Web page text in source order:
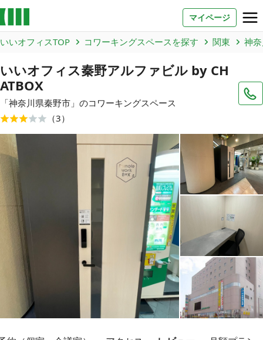
マイページ
よくあるご質問
法人での利用
店舗オーナー様へ
いいオフィス（コワーキングスペース）
いい会議室（会議室専用スペース）
FCオーナー募集
コワーキング運営DXシステム
E Solution
その他
いいオフィスTOP コワーキングスペースを探す 関東 神
いいオフィス秦野アルファビル by CH
ATBOX
「神奈川県秦野市 」のコワーキングスペース
（3）